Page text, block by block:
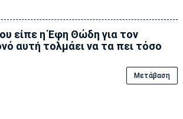
είπε η Έφη Θώδη για τον
αυτή τολμάει να τα πει τόσο
Μετάβαση